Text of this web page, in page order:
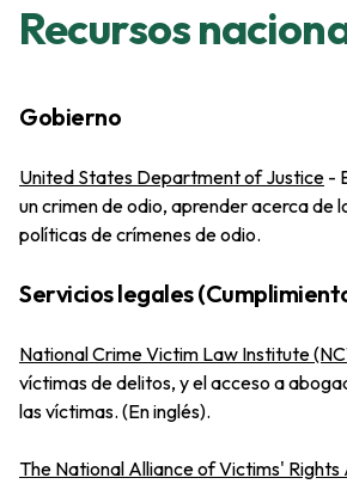
Recursos
Gobierno
United States Department of Justice -
un crimen de odio, aprender acerca de
políticas de crímenes de odio.
Servicios legales
National Crime Victim Law Institute
víctimas de delitos, y el acceso a
las víctimas. (En inglés).
The National Alliance of Victims'